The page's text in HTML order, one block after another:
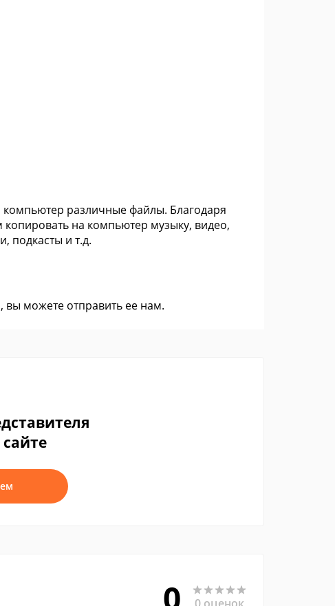
различные файлы. Благодаря
на компьютер музыку, видео,
подкасты и т.д.
вы можете отправить ее нам.